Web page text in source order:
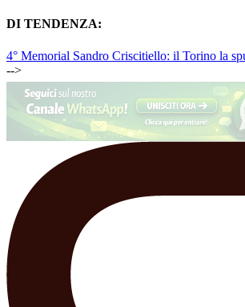
DI TENDENZA:
4° Memorial Sandro Criscitiello: il Torino la
-->